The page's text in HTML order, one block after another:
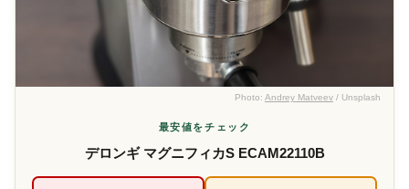
Photo: Andrey Matveev / Unsplash
最安値をチェック
デロンギ マグニフィカS ECAM22110B